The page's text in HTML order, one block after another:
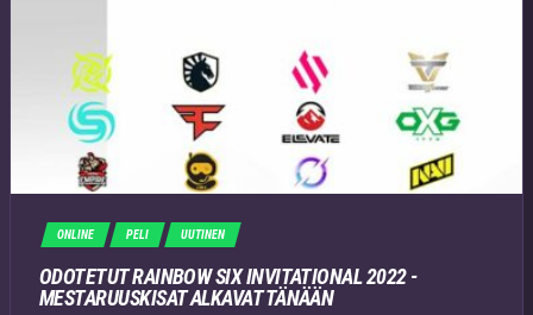
ONLINE PELI UUTINEN
ODOTETUT RAINBOW SIX INVITATIONAL 2022 -
MESTARUUSKISAT ALKAVAT TÄNÄÄN